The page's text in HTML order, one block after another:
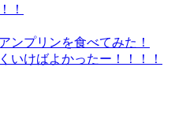
！
ンプリンを食べてみた！
いけばよかったー！！！！